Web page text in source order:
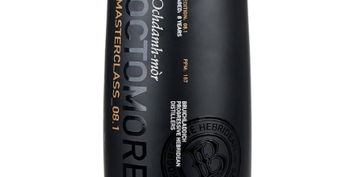
颜色：冬日阳光，清脆明亮。
香气：开始是烟熏，焦油，泥炭灰，潮湿泥泞的苔藓，接着是蜜
椒，巧克力，杏仁饼，香草软糖和柠檬派香气。
口感：完满和果味和烟熏味融合。嘴唇上有海盐，新鲜的臭氧，
予香草，软糖，杏仁和核桃味道。甜瓜和柑橘慢慢飘过，在这款
中可以感受到很多层次。
余味：干，泥煤烟熏，碘酒和甜橡木的组合。薄荷，沼泽，樱桃